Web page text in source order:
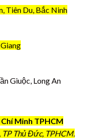
Tiên Du, Bắc Ninh
Giuộc, Long An
Minh TPHCM
Thủ Đức, TPHCM.